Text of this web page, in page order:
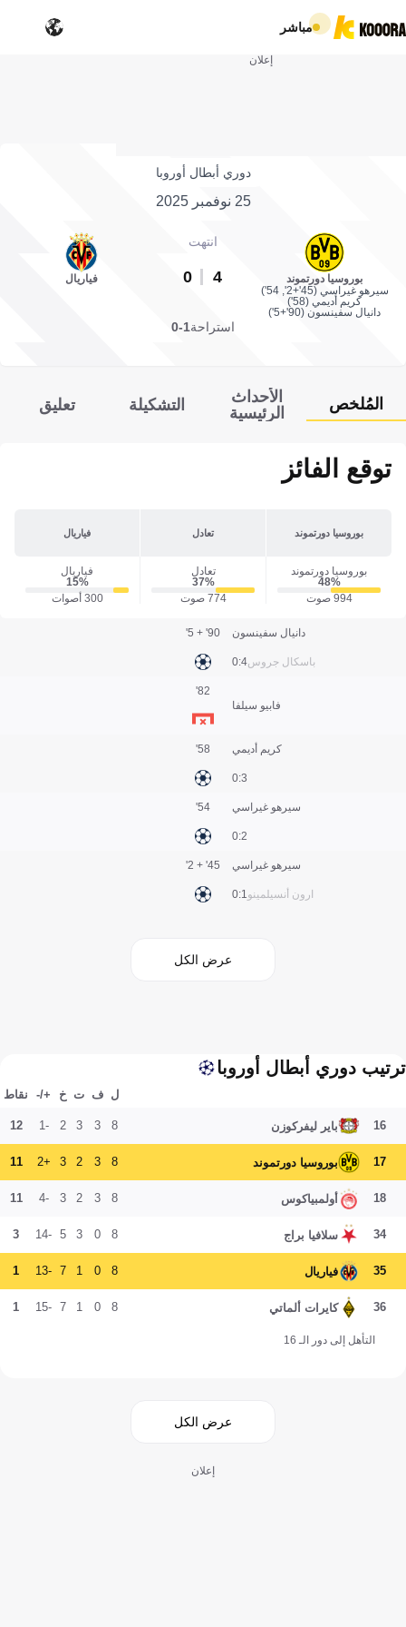
مباشر
إعلان
دوري أبطال أوروبا
25 نوفمبر 2025
بوروسيا دورتموند
سيرهو غيراسي (45'+2', 54')
كريم أديمي (58')
دانيال سفينسون (90'+5')
انتهت
4
0 فياريال
استراحة1-0
المُلخص
الأحداث
الرئيسية
التشكيلة تعليق
توقع الفائز
بوروسيا دورتموند تعادل فياريال
بوروسيا دورتموند
48‎%‎
994 صوت
تعادل
37‎%‎
774 صوت
فياريال
15‎%‎
300 أصوات
دانيال سفينسون
باسكال جروس4:0
90' + 5'
فابيو سيلفا
82'
كريم أديمي
3:0
58'
سيرهو غيراسي
2:0
54'
سيرهو غيراسي
ارون أنسيلمينو1:0
45' + 2'
عرض الكل
ترتيب دوري أبطال أوروبا
ل ف ت خ +/- نقاط
16 باير ليفركوزن 8
3
3
2
-1
12
17 بوروسيا دورتموند 8
3
2
3
+2
11
18 أولمبياكوس 8
3
2
3
-4
11
34 سلافيا براج 8
0
3
5
-14
3
35 فياريال 8
0
1
7
-13
1
36 كايرات ألماتي 8
0
1
7
-15
1
التأهل إلى دور الـ 16
عرض الكل
إعلان